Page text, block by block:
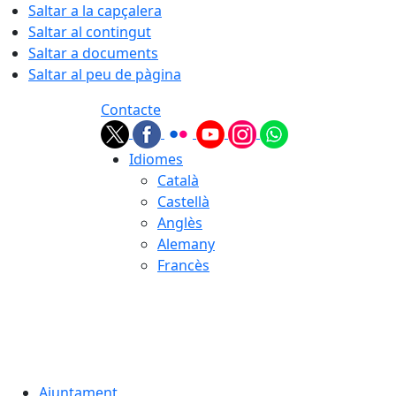
Saltar a la capçalera
Saltar al contingut
Saltar a documents
Saltar al peu de pàgina
Contacte
Idiomes
Català
Castellà
Anglès
Alemany
Francès